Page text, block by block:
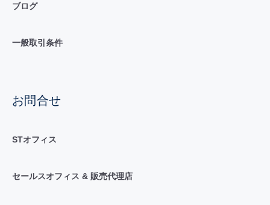
ブログ
一般取引条件
お問合せ
STオフィス
セールスオフィス & 販売代理店